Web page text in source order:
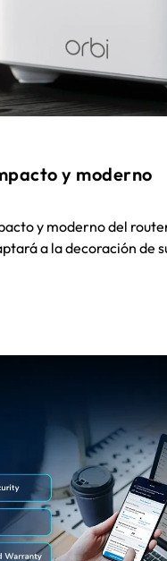
y moderno
y moderno del
a la decoración de